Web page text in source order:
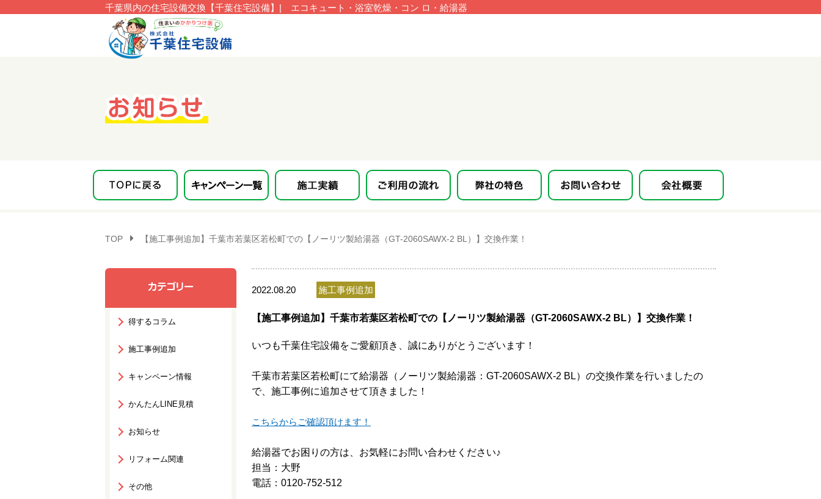
千葉県内の住宅設備交換【千葉住宅設備】| エコキュート・浴室乾燥・コン ロ・給湯器
TOP 【施工事例追加】千葉市若葉区若松町での【ノーリツ製給湯器（GT-2060SAWX-2 BL）】交換作業！
得するコラム
施工事例追加
キャンペーン情報
かんたんLINE見積
お知らせ
リフォーム関連
その他
2022.08.20 施工事例追加
【施工事例追加】千葉市若葉区若松町での【ノーリツ製給湯器（GT-2060SAWX-2 BL）】交換作業！
いつも千葉住宅設備をご愛顧頂き、誠にありがとうございます！
千葉市若葉区若松町にて給湯器（ノーリツ製給湯器：GT-2060SAWX-2 BL） の交換作業を行いましたの
で、施工事例に追加させて頂きました！
こちらからご確認頂けます！
給湯器でお困りの方は、お気軽にお問い合わせください♪
担当：大野
電話：0120-752-512